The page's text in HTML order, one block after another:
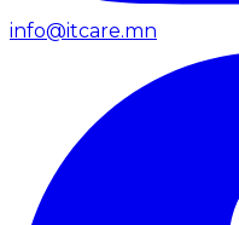
info@itcare.mn